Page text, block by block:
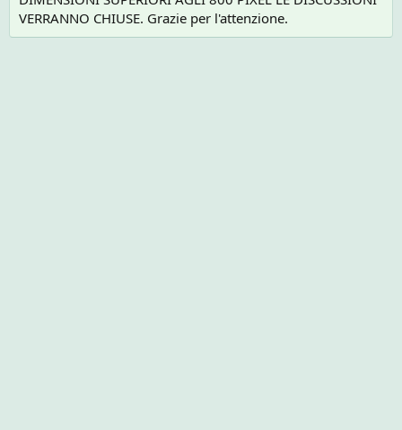
VERRANNO CHIUSE. Grazie per l'attenzione.